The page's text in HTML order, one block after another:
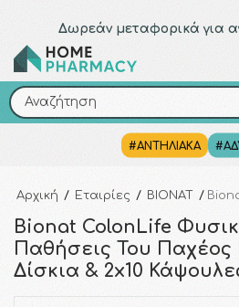
Δωρεάν μεταφορικά για
Αναζήτηση
#ΑΝΤΗΛΙΑΚΑ
Αρχική / Εταιρίες / BIONAT /
Bionat ColonLife
Παθήσεις Του Παχέος
Δίσκια & 2x10